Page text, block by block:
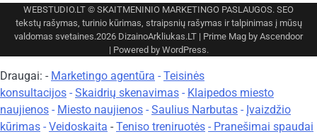
WEBSTUDIO.LT © SKAITMENINIO MARKETINGO PASLAUGOS. SEO
tekstų rašymas, turinio kūrimas, straipsnių rašymas ir talpinimas į mūsų
valdomas svetaines.2026 DizainoArkliukas.LT | Prime Mag by Ascendoor
| Powered by WordPress.
Draugai: - Marketingo agentūra - Teisinės
konsultacijos - Skaidrių skenavimas - Klaipedos miesto
naujienos - Miesto naujienos - Saulius Narbutas - Įvaizdžio
kūrimas - Veidoskaita - Teniso treniruotės - Pranešimai spaudai